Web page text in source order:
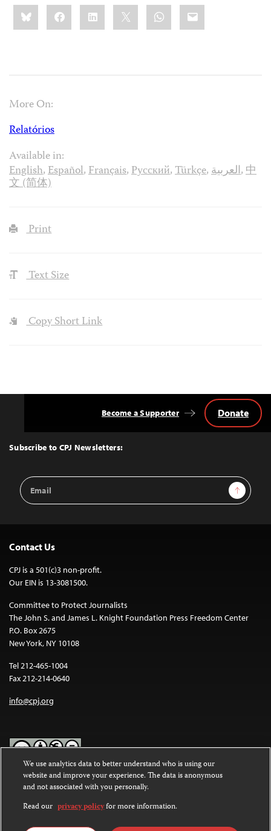
Share
this:BlueskyFacebookLinkedIn WhatsApp
Email
More On:
Relatórios
Available in:
English,Español,Français,Русский,Türkçe,العربية,中
文 (简体)
Print
Text Size
Copy Short Link
Top
Subscribe to CPJ Newsletters:
Email
Address
Sign Up
Become a Supporter Donate
Contact Us
CPJ is a 501(c)3 non-profit.
Our EIN is 13-3081500.
Committee to Protect Journalists
The John S. and James L. Knight Foundation Press Freedom Center
P.O. Box 2675
New York, NY 10108
Tel 212-465-1004
Fax 212-214-0640
info@cpj.org
Except where noted, text on this website is licensed under a
Commons Attribution-NonCommercial-NoDerivatives 4.0
International License.
Images and other media are not covered by the Creative Commons
We use analytics data to better understand who is using our
website and improve your experience. The data is anonymous
and not associated with you personally.
Read our privacy policyfor more information.